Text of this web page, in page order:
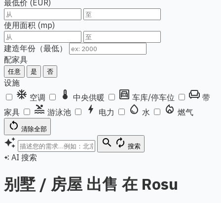
最低价 (EUR)
使用面积 (mp)
建造年份（最低）
配家具
任意 是 否
设施
ac_unit 空调 thermostat 中央供暖 garage 车库/停车位 chair 带
家具
pool 游泳池 bolt 电力 water_drop 水 local_fire_department 燃气
restart_alt 清除全部
auto_awesome search autorenew 搜索
auto_awesome AI 搜索
别墅 / 房屋 出售 在 Rosu